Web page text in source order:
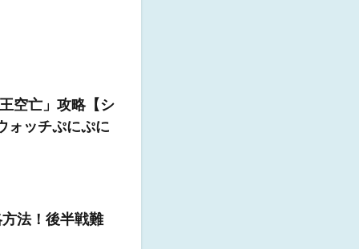
空亡」攻略【シ
ォッチぷにぷに
法！後半戦難